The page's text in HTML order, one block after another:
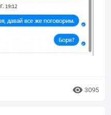
 3095